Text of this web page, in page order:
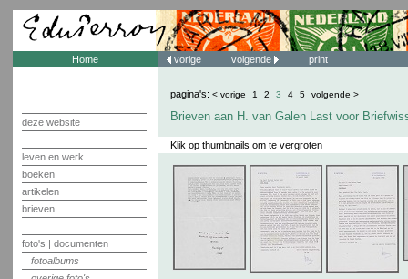
Home
deze website
leven en werk
boeken
artikelen
brieven
foto's | documenten
fotoalbums
vorige volgende print
pagina's: < vorige 1 2 3 4 5 volgende >
Brieven aan H. van Galen Last voor
Klik op thumbnails om te vergroten